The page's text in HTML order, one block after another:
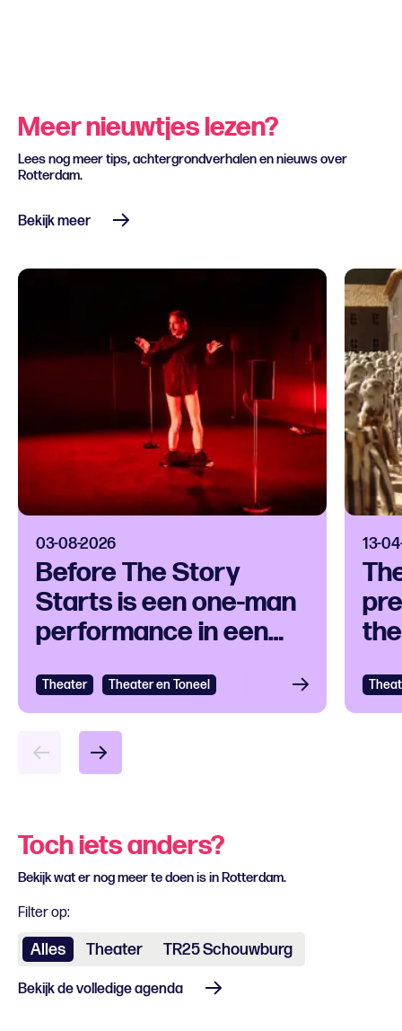
Meer nieuwtjes lezen?
Lees nog meer tips, achtergrondverhalen en nieuws over
Rotterdam.
Bekijk meer
03-08-2026
Before The Story
Starts is een one-man
performance in een
Theater Theater en Toneel
13-
Bekijken
Toch iets anders?
Bekijk wat er nog meer te doen is in Rotterdam.
Filter op:
Alles Theater TR25 Schouwburg
Bekijk de volledige agenda